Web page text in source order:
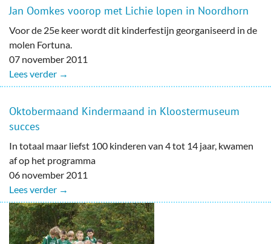
Jan Oomkes voorop met Lichie lopen in Noordhorn
Voor de 25e keer wordt dit kinderfestijn georganiseerd in de
molen Fortuna.
07 november 2011
Lees verder →
Oktobermaand Kindermaand in Kloostermuseum
succes
In totaal maar liefst 100 kinderen van 4 tot 14 jaar, kwamen
af op het programma
06 november 2011
Lees verder →